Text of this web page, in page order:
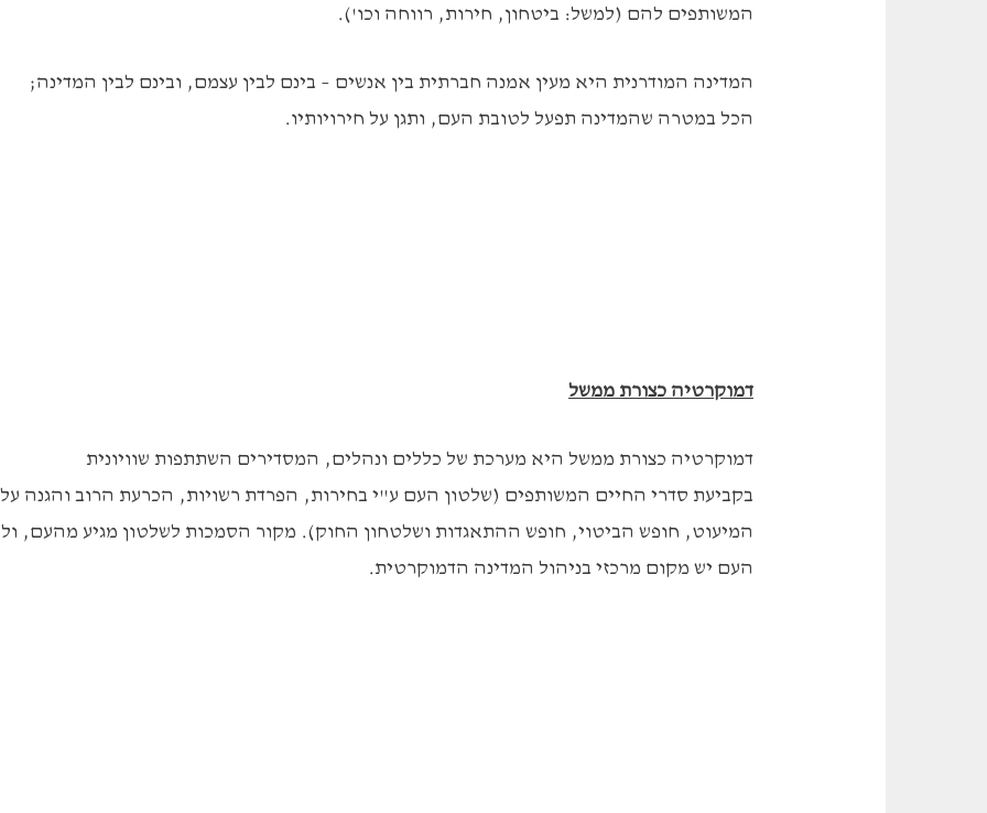
המשותפים להם (למשל: ביטחון, חירות, רווחה וכו').
המדינה המודרנית היא מעין אמנה חברתית בין אנשים – בינם לבין עצמם, ובינם לבין המדינה;
הכל במטרה שהמדינה תפעל לטובת העם, ותגן על חירויותיו.
דמוקרטיה כצורת ממשל
דמוקרטיה כצורת ממשל היא מערכת של כללים ונהלים, המסדירים השתתפות שוויונית
בקביעת סדרי החיים המשותפים (שלטון העם ע"י בחירות, הפרדת רשויות, הכרעת הרוב והגנה על
המיעוט, חופש הביטוי, חופש ההתאגדות ושלטחון החוק). מקור הסמכות לשלטון מגיע מהעם,
העם יש מקום מרכזי בניהול המדינה הדמוקרטית.